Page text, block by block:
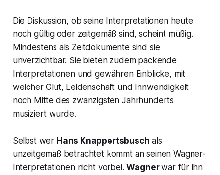
Die Diskussion, ob seine Interpretationen heute
noch gültig oder zeitgemäß sind, scheint müßig.
Mindestens als Zeitdokumente sind sie
unverzichtbar. Sie bieten zudem packende
Interpretationen und gewähren Einblicke, mit
welcher Glut, Leidenschaft und Innwendigkeit
noch Mitte des zwanzigsten Jahrhunderts
musiziert wurde.
Selbst wer Hans Knappertsbusch als
unzeitgemäß betrachtet kommt an seinen Wagner-
Interpretationen nicht vorbei.Wagnerwar für ihn